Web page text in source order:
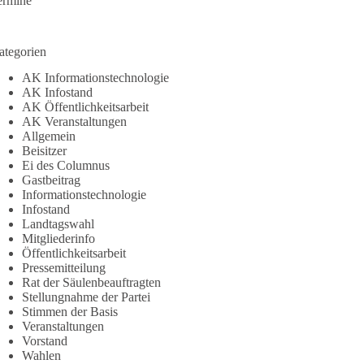
AK Informationstechnologie
AK Infostand
AK Öffentlichkeitsarbeit
AK Veranstaltungen
Allgemein
Beisitzer
Ei des Columnus
Gastbeitrag
Informationstechnologie
Infostand
Landtagswahl
Mitgliederinfo
Öffentlichkeitsarbeit
Pressemitteilung
Rat der Säulenbeauftragten
Stellungnahme der Partei
Stimmen der Basis
Veranstaltungen
Vorstand
Wahlen